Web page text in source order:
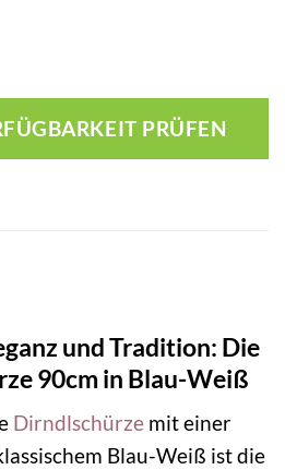
PRÜFEN
und Tradition: Die
90cm in Blau-Weiß
Dirndlschürze mit einer
Blau-Weiß ist die